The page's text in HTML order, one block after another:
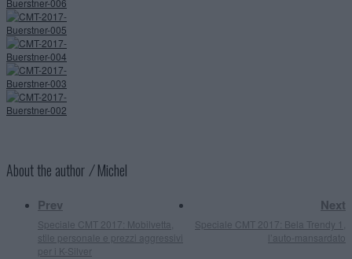
About the author ⁄Michel
Prev
Speciale CMT 2017: Mobilvetta,
stile personale e prezzi aggressivi
per i K-Silver
Next
Speciale CMT 2017: Bela Trendy 1,
l’auto-mansardato